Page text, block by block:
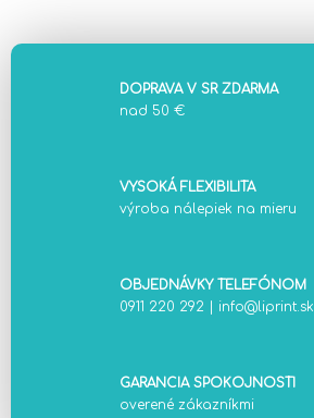
DOPRAVA V SR ZDARMA
nad 50 €
VYSOKÁ FLEXIBILITA
výroba nálepiek na mieru
OBJEDNÁVKY TELEFÓNOM
0911 220 292
info@liprint.sk
GARANCIA SPOKOJNOSTI
overené zákazníkmi